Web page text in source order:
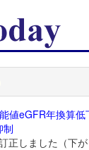
値eGFR年換算
制
正しました（下